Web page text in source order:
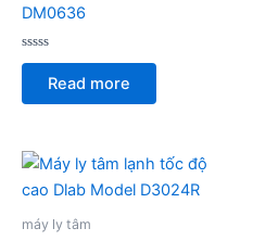
DM0636
Rated
of
Read more
máy ly tâm